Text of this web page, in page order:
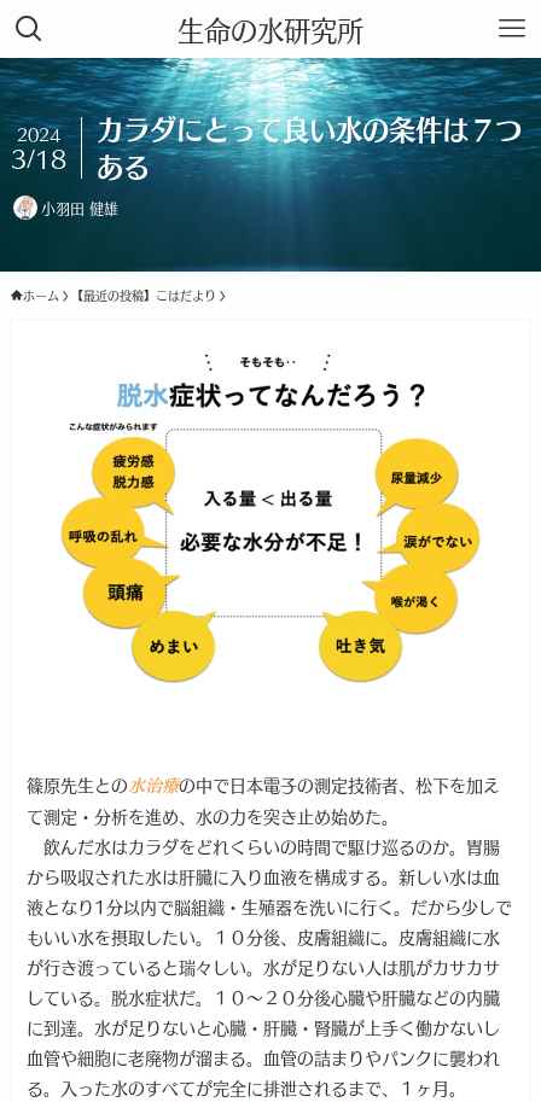
生命の水研究所
カラダにとって良い水の条件は７つ
ある
2024
3/18
小羽田 健雄
ホーム 【最近の投稿】こはだより
篠原先生との水治療の中で日本電子の測定技術者、松下を加え
て測定・分析を進め、水の力を突き止め始めた。
飲んだ水はカラダをどれくらいの時間で駆け巡るのか。胃腸
から吸収された水は肝臓に入り血液を構成する。新しい水は血
液となり1分以内で脳組織・生殖器を洗いに行く。だから少しで
もいい水を摂取したい。１０分後、皮膚組織に。皮膚組織に水
が行き渡っていると瑞々しい。水が足りない人は肌がカサカサ
している。脱水症状だ。１０～２０分後心臓や肝臓などの内臓
に到達。水が足りないと心臓・肝臓・腎臓が上手く働かないし
血管や細胞に老廃物が溜まる。血管の詰まりやパンクに襲われ
る。入った水のすべてが完全に排泄されるまで、１ヶ月。